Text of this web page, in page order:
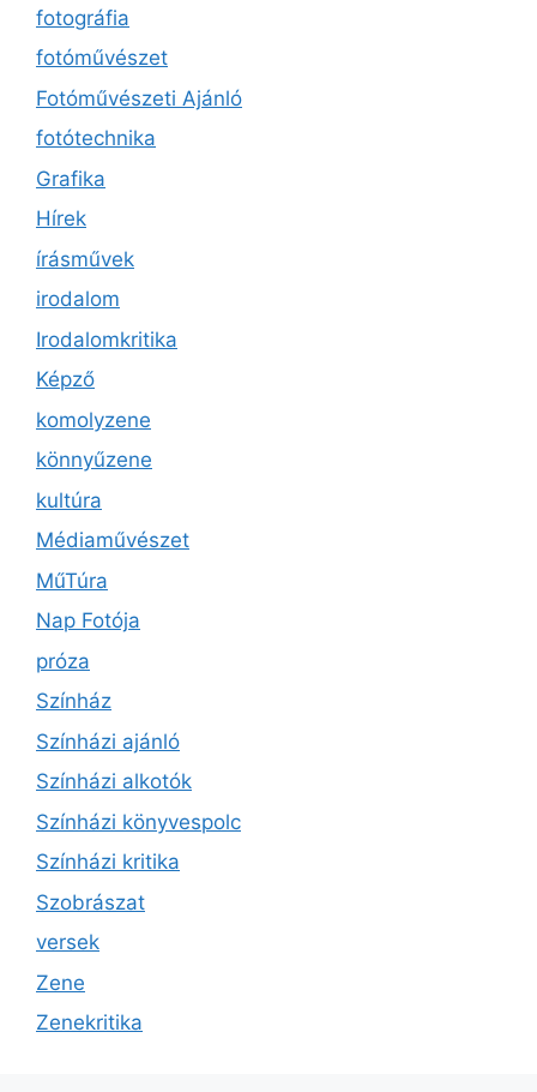
fotográfia
fotóművészet
Fotóművészeti Ajánló
fotótechnika
Grafika
Hírek
írásművek
irodalom
Irodalomkritika
Képző
komolyzene
könnyűzene
kultúra
Médiaművészet
MűTúra
Nap Fotója
próza
Színház
Színházi ajánló
Színházi alkotók
Színházi könyvespolc
Színházi kritika
Szobrászat
versek
Zene
Zenekritika